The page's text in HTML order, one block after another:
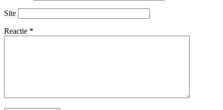
Site
Reactie *